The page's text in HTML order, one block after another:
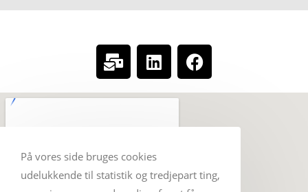
På vores side bruges cookies
udelukkende til statistik og tredjepart ting,